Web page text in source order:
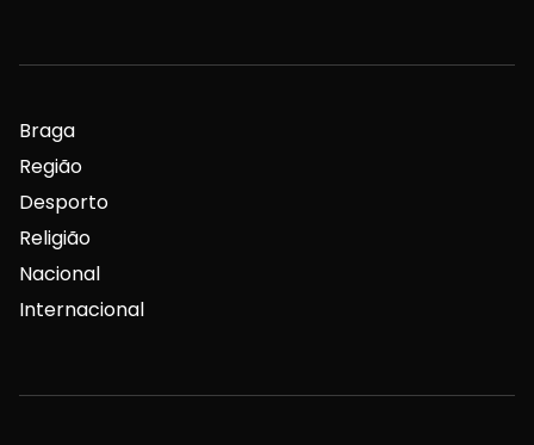
Braga
Região
Desporto
Religião
Nacional
Internacional